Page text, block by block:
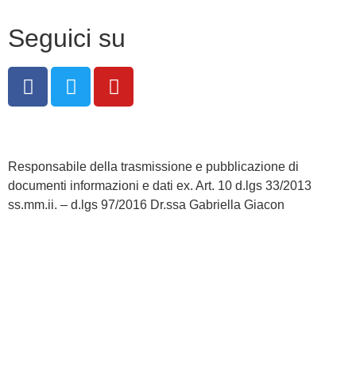
Seguici su
Responsabile della trasmissione e pubblicazione di
documenti informazioni e dati ex. Art. 10 d.lgs 33/2013
ss.mm.ii. – d.lgs 97/2016 Dr.ssa Gabriella Giacon